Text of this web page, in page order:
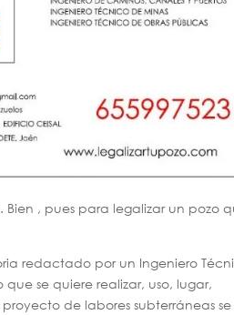
Bien , pues para legalizar un pozo
redactado por un Ingeniero
se quiere realizar, uso, lugar,
de labores subterráneas se